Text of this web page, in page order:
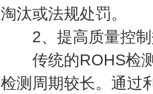
淘汰或法规处罚。
2、提高质量控制
传统的ROHS检测
检测周期较长。通过